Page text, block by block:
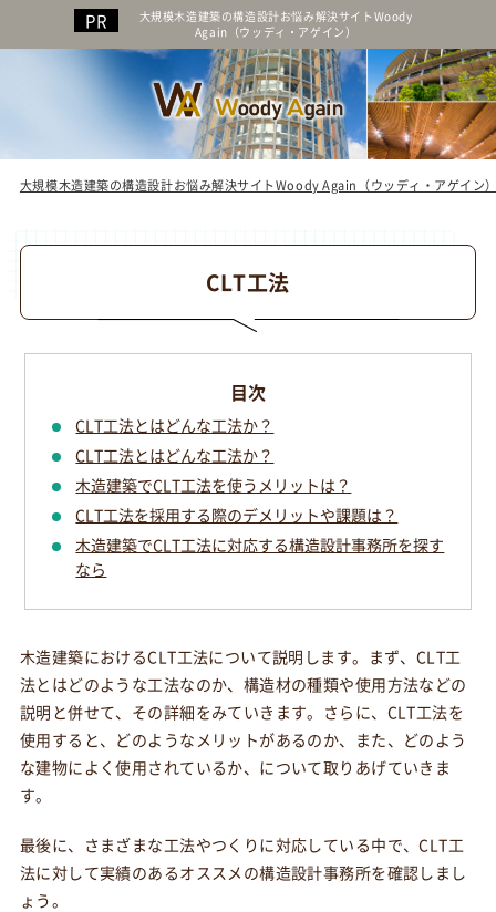
大規模木造建築の構造設計お悩み解決サイトWoody
Again（ウッディ・アゲイン）
大規模木造建築の構造設計お悩み解決サイトWoody Again（ウッディ・アゲイン
CLT工法
CLT工法とはどんな工法か？
CLT工法とはどんな工法か？
木造建築でCLT工法を使うメリットは？
CLT工法を採用する際のデメリットや課題は？
木造建築でCLT工法に対応する構造設計事務所を探す
なら
木造建築におけるCLT工法について説明します。まず、CLT工
法とはどのような工法なのか、構造材の種類や使用方法などの
説明と併せて、その詳細をみていきます。さらに、CLT工法を
使用すると、どのようなメリットがあるのか、また、どのよう
な建物によく使用されているか、について取りあげていきま
す。
最後に、さまざまな工法やつくりに対応している中で、CLT工
法に対して実績のあるオススメの構造設計事務所を確認しまし
ょう。